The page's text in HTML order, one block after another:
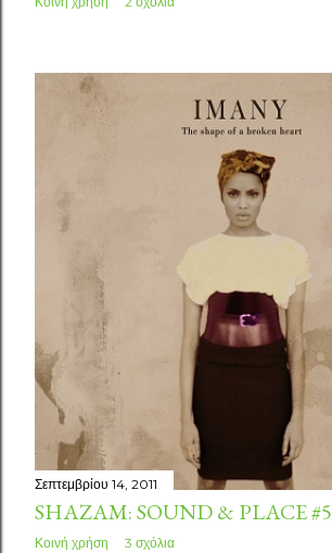
Σεπτεμβρίου 14, 2011
SHAZAM: SOUND & PLACE #5
Κοινή χρήση 3 σχόλια